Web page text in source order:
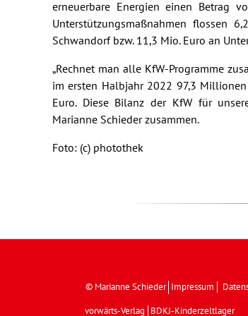
erneuerbare Energien einen Betrag
Unterstützungsmaßnahmen flossen
Schwandorf bzw. 11,3 Mio. Euro an
„Rechnet man alle KfW-Programme
im ersten Halbjahr 2022 97,3
Euro. Diese Bilanz der KfW für
Marianne Schieder zusammen.
Foto: (c) photothek
© Marianne Schieder Impressum
vorwärts-Verlag BDKJ-Kinderzeltlager